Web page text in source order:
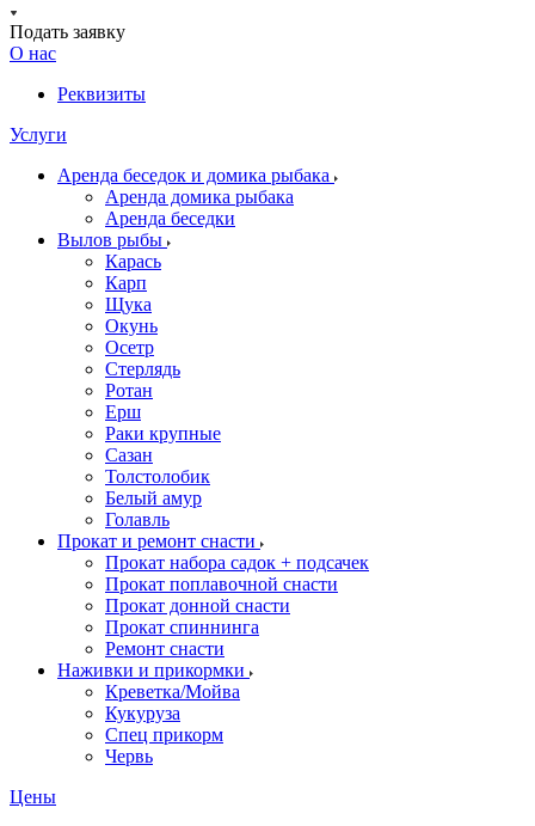
Подать заявку
О нас
Реквизиты
Услуги
Аренда беседок и домика рыбака
Аренда домика рыбака
Аренда беседки
Вылов рыбы
Карась
Карп
Щука
Окунь
Осетр
Стерлядь
Ротан
Ерш
Раки крупные
Сазан
Толстолобик
Белый амур
Голавль
Прокат и ремонт снасти
Прокат набора садок + подсачек
Прокат поплавочной снасти
Прокат донной снасти
Прокат спиннинга
Ремонт снасти
Наживки и прикормки
Креветка/Мойва
Кукуруза
Спец прикорм
Червь
Цены